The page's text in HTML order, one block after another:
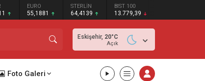
EURO
55,1881
STERLİN
64,4139
BIST 100
13.779,39
Eskişehir, 20°C
Açık
Foto Galeri